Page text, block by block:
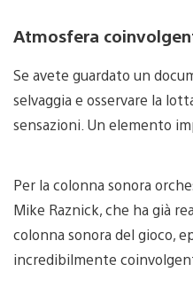
Atmosfera
Se avete guardato un
selvaggia e osservare la
sensazioni. Un elemento
Per la colonna sonora
Mike Raznick, che ha già
colonna sonora del gioco,
incredibilmente